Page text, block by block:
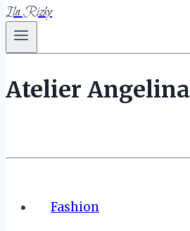
Ila Rizky
Atelier Angelina
Fashion